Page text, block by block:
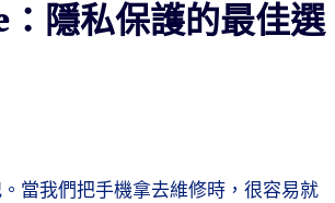
隱私保護的最佳選
當我們把手機拿去維修時，很容易就